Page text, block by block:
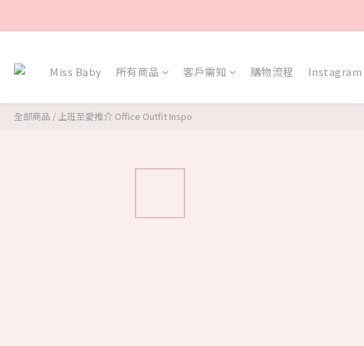
Miss Baby 所有商品 客戶需知 購物流程 Instagram
全部商品 /上班至愛推介 Office Outfit Inspo